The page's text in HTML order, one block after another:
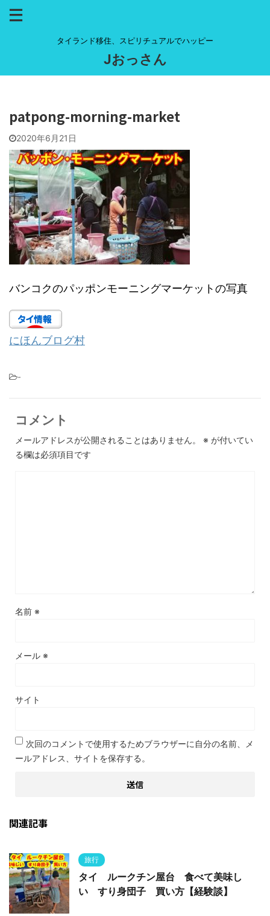
タイランド移住、スピリチュアルでハッピー
Jおっさん
patpong-morning-market
2020年6月21日
バンコクのパッポンモーニングマーケットの写真
にほんブログ村
-
コメント
メールアドレスが公開されることはありません。 ※ が付いてい
る欄は必須項目です
名前 ※
メール ※
サイト
次回のコメントで使用するためブラウザーに自分の名前、メ
ールアドレス、サイトを保存する。
関連記事
旅行
タイ ルークチン屋台 食べて美味し
い すり身団子 買い方【経験談】